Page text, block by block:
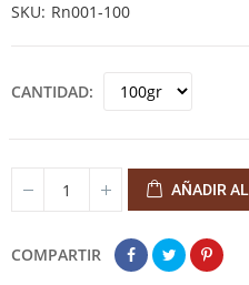
SKU Rn001-100
CANTIDAD
AÑADIR
COMPARTIR